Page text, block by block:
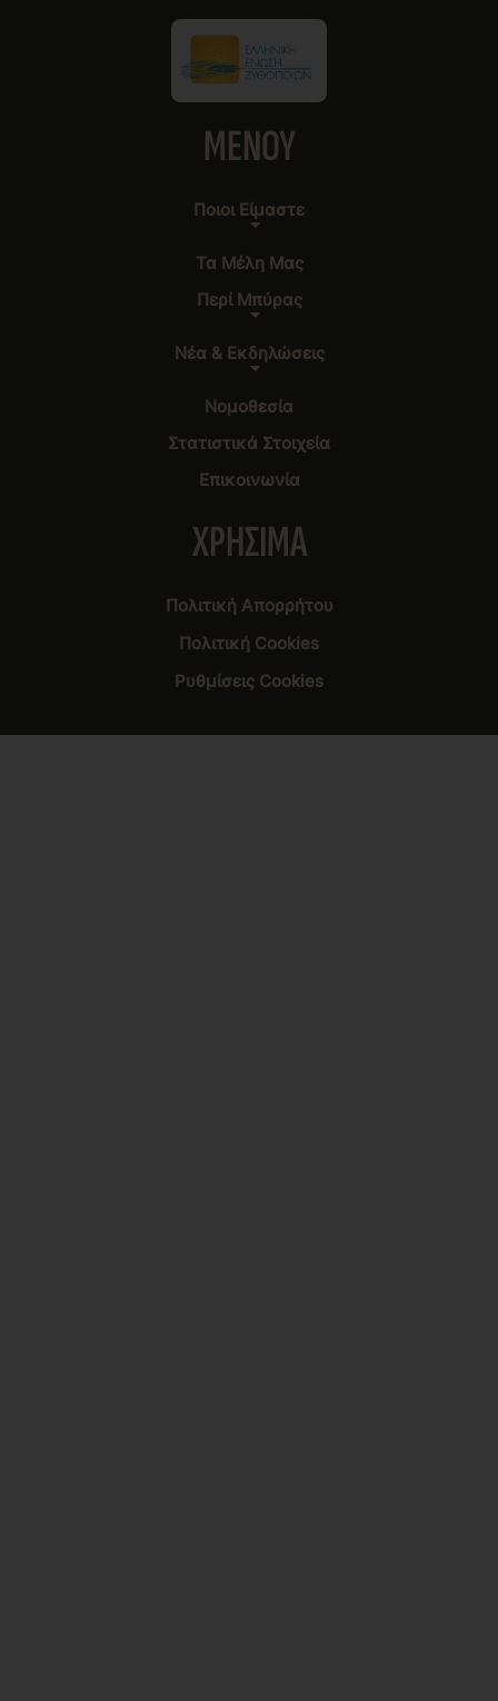
MENOY
Ποιοι Είμαστε
Τα Μέλη Μας
Περί Μπύρας
Νέα & Εκδηλώσεις
Νομοθεσία
Στατιστικά Στοιχεία
Επικοινωνία
XΡΗΣΙΜΑ
Πολιτική Aπορρήτου
Πολιτική Cookies
Ρυθμίσεις Cookies